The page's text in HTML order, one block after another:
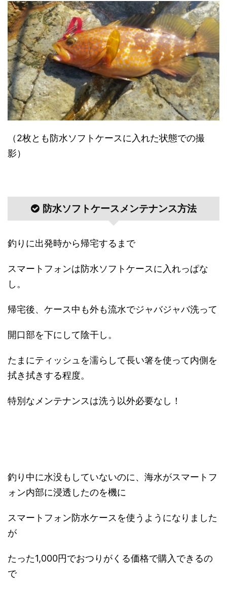
（2枚とも防水ソフトケースに入れた状態での撮
影）
防水ソフトケースメンテナンス方法
釣りに出発時から帰宅するまで
スマートフォンは防水ソフトケースに入れっぱな
し。
帰宅後、ケース中も外も流水でジャバジャバ洗って
開口部を下にして陰干し。
たまにティッシュを濡らして長い箸を使って内側を
拭き拭きする程度。
特別なメンテナンスは洗う以外必要なし！
釣り中に水没もしていないのに、海水がスマートフ
ォン内部に浸透したのを機に
スマートフォン防水ケースを使うようになりました
が
たった1,000円でおつりがくる価格で購入できるの
で